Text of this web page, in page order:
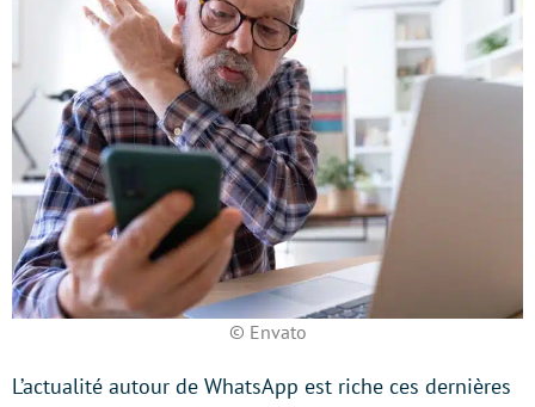
© Envato
L’actualité autour de WhatsApp est riche ces dernières